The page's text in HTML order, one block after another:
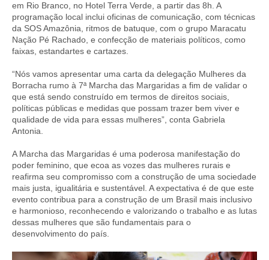
em Rio Branco, no Hotel Terra Verde, a partir das 8h. A
programação local inclui oficinas de comunicação, com técnicas
da SOS Amazônia, ritmos de batuque, com o grupo Maracatu
Nação Pé Rachado, e confecção de materiais políticos, como
faixas, estandartes e cartazes.
“Nós vamos apresentar uma carta da delegação Mulheres da
Borracha rumo à 7ª Marcha das Margaridas a fim de validar o
que está sendo construído em termos de direitos sociais,
políticas públicas e medidas que possam trazer bem viver e
qualidade de vida para essas mulheres”, conta Gabriela
Antonia.
A Marcha das Margaridas é uma poderosa manifestação do
poder feminino, que ecoa as vozes das mulheres rurais e
reafirma seu compromisso com a construção de uma sociedade
mais justa, igualitária e sustentável. A expectativa é de que este
evento contribua para a construção de um Brasil mais inclusivo
e harmonioso, reconhecendo e valorizando o trabalho e as lutas
dessas mulheres que são fundamentais para o
desenvolvimento do país.